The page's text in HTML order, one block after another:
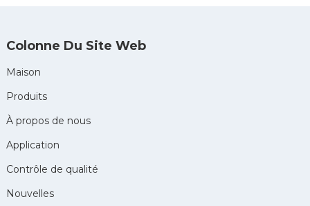
Colonne Du Site Web
Maison
Produits
À propos de nous
Application
Contrôle de qualité
Nouvelles